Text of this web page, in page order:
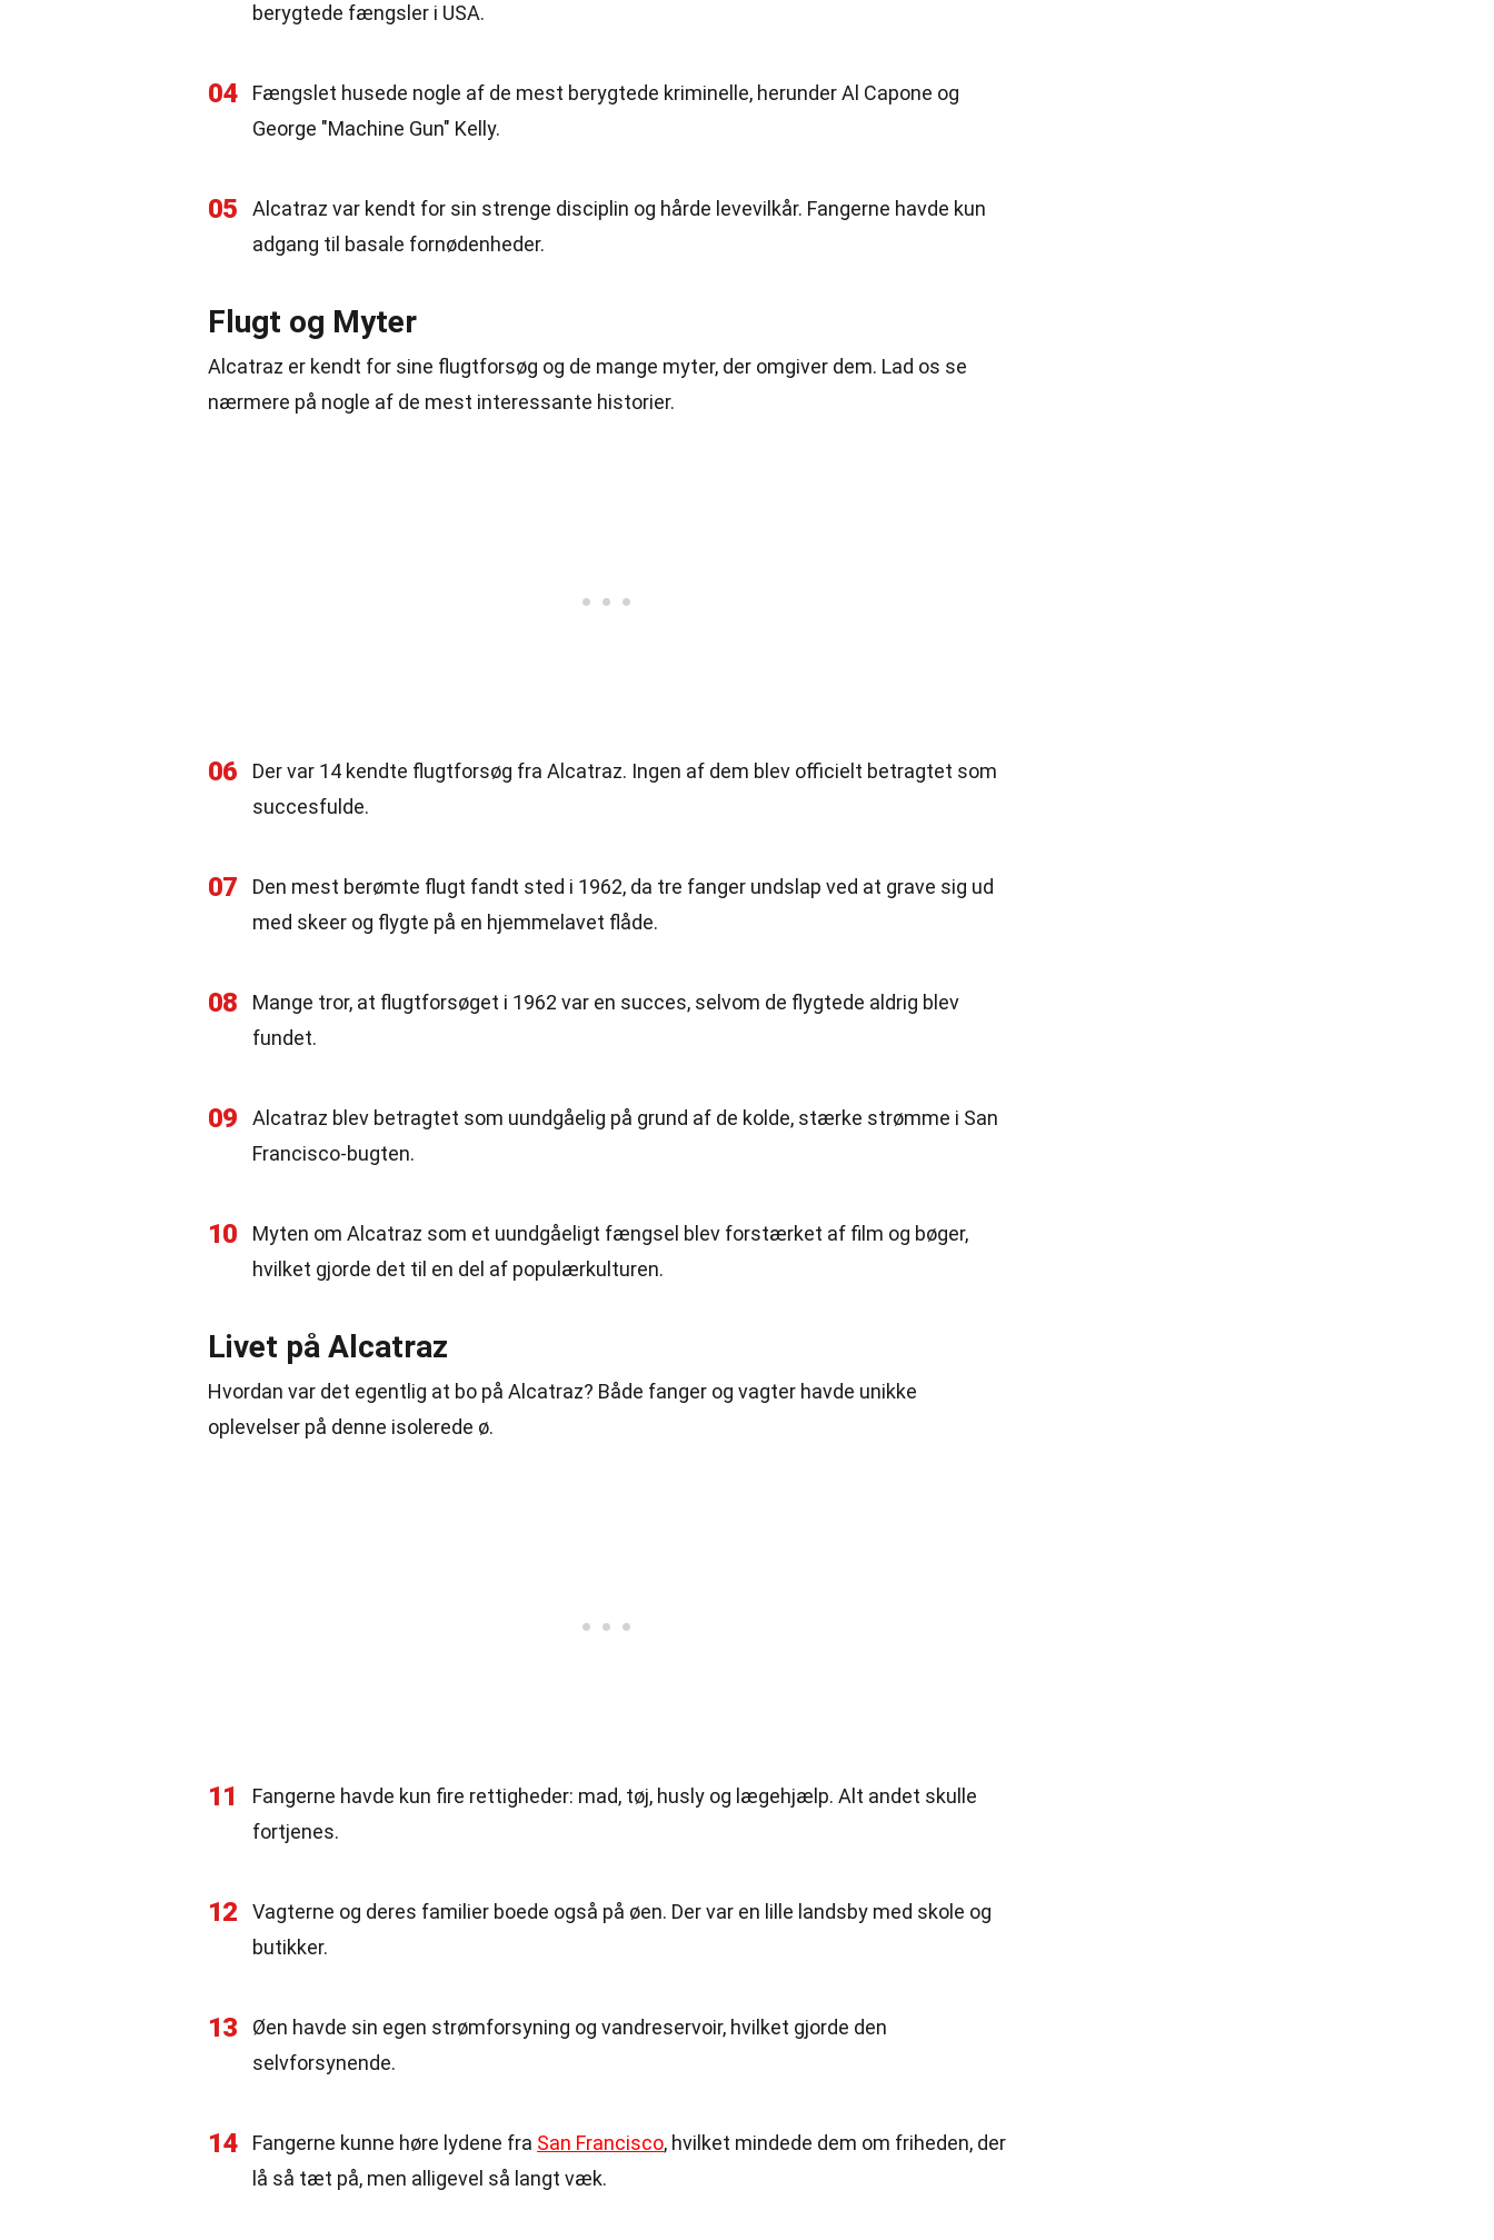
berygtede fængsler i USA.
04
Fængslet husede nogle af de mest berygtede kriminelle, herunder Al Capone og
George "Machine Gun" Kelly.
05
Alcatraz var kendt for sin strenge disciplin og hårde levevilkår. Fangerne havde kun
adgang til basale fornødenheder.
Flugt og Myter
Alcatraz er kendt for sine flugtforsøg og de mange myter, der omgiver dem. Lad os se
nærmere på nogle af de mest interessante historier.
06
Der var 14 kendte flugtforsøg fra Alcatraz. Ingen af dem blev officielt betragtet som
succesfulde.
07
Den mest berømte flugt fandt sted i 1962, da tre fanger undslap ved at grave sig ud
med skeer og flygte på en hjemmelavet flåde.
08
Mange tror, at flugtforsøget i 1962 var en succes, selvom de flygtede aldrig blev
fundet.
09
Alcatraz blev betragtet som uundgåelig på grund af de kolde, stærke strømme i San
Francisco-bugten.
10
Myten om Alcatraz som et uundgåeligt fængsel blev forstærket af film og bøger,
hvilket gjorde det til en del af populærkulturen.
Livet på Alcatraz
Hvordan var det egentlig at bo på Alcatraz? Både fanger og vagter havde unikke
oplevelser på denne isolerede ø.
11
Fangerne havde kun fire rettigheder: mad, tøj, husly og lægehjælp. Alt andet skulle
fortjenes.
12
Vagterne og deres familier boede også på øen. Der var en lille landsby med skole og
butikker.
13
Øen havde sin egen strømforsyning og vandreservoir, hvilket gjorde den
selvforsynende.
14 Fangerne kunne høre lydene fra San Francisco, hvilket mindede dem om friheden, der
lå så tæt på, men alligevel så langt væk.